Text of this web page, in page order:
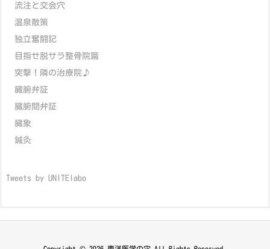
流注と交会穴
温泉散策
独立奮闘記
目指せ脱サラ整骨院篇
突撃！隣の治療院♪
臓腑弁証
臓腑間弁証
臓象
鍼灸
Tweets by UNITElabo